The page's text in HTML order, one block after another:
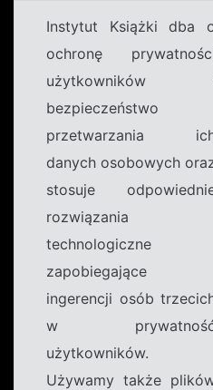
Instytut Książki dba
ochronę
użytkowników
bezpieczeństwo
przetwarzania
danych osobowych
stosuje
rozwiązania
technologiczne
zapobiegające
ingerencji osób
w
użytkowników.
Używamy także